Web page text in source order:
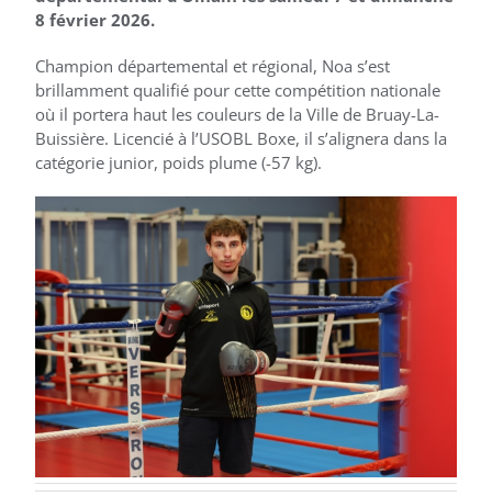
8 février 2026.
Champion départemental et régional, Noa s’est
brillamment qualifié pour cette compétition nationale
où il portera haut les couleurs de la Ville de Bruay-La-
Buissière. Licencié à l’USOBL Boxe, il s’alignera dans la
catégorie junior, poids plume (-57 kg).